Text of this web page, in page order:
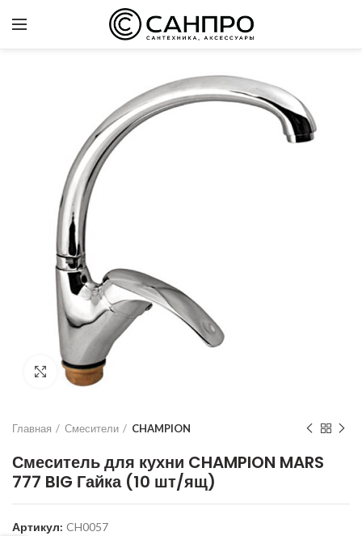
Нажмите для увеличения
Главная Смесители CHAMPION
Смеситель для кухни CHAMPION MARS
777 BIG Гайка (10 шт/ящ)
Артикул: CH0057